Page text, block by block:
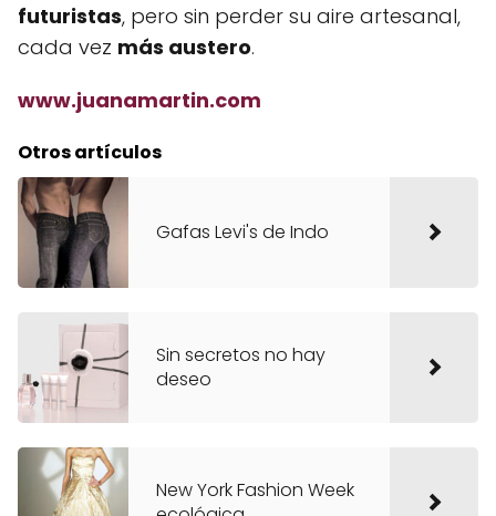
futuristas, pero sin perder su aire artesanal,
cada vez más austero.
www.juanamartin.com
Otros artículos
Gafas Levi's de Indo
Sin secretos no hay
deseo
New York Fashion Week